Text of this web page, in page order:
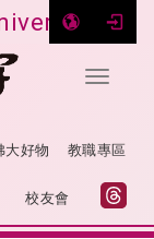
Toggle
大好物 教職專區
校友會